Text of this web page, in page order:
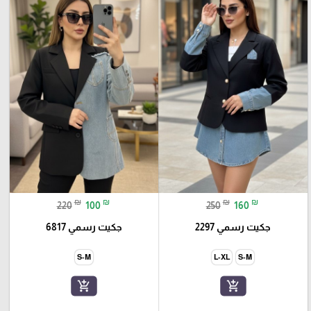
250 ₪ 160 ₪
جكيت رسمي 2297
S-M
L-XL
add_shopping_cart
220 ₪ 100 ₪
جكيت رسمي 6817
S-M
add_shopping_cart